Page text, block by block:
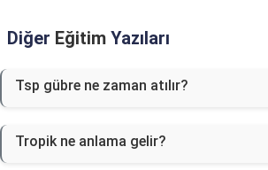
Diğer Eğitim Yazıları
Tsp gübre ne zaman atılır?
Tropik ne anlama gelir?